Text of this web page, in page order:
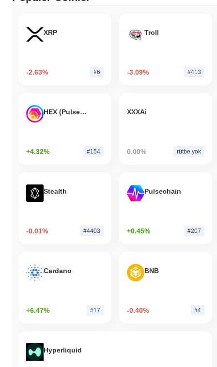
XRP
-2.63% #6
Troll
-3.09% #413
HEX (Pulsechain)
+4.32% #154
XXXAi
0.00% rütbe yok
Stealth
-0.01% #4403
Pulsechain
+0.45% #207
Cardano
+6.47% #17
BNB
-0.40% #4
Hyperliquid